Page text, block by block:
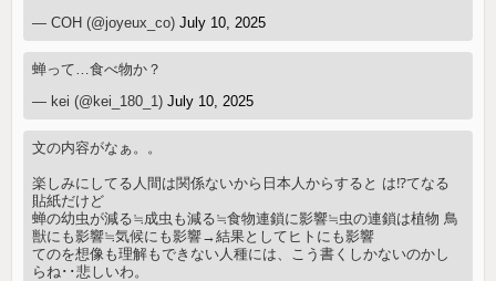
— COH (@joyeux_co)July 10, 2025
蝉って…食べ物か？
— kei (@kei_180_1)July 10, 2025
文の内容がなぁ。。
楽しみにしてる人間は関係ないから日本人からすると は⁉︎てなる
貼紙だけど
蝉の幼虫が減る≒成虫も減る≒食物連鎖に影響≒虫の連鎖は植物 鳥
獣にも影響≒気候にも影響→結果としてヒトにも影響
てのを想像も理解もできない人種には、こう書くしかないのかし
らね･･悲しいわ。